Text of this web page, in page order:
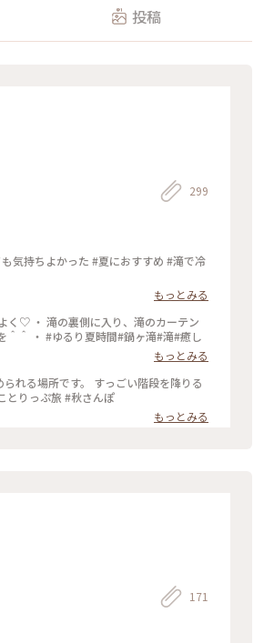
投稿
299
気持ちよかった #夏におすすめ #滝で冷
もっとみる
く♡ ・ 滝の裏側に入り、滝のカーテン
＾＾ ・ #ゆるり夏時間#鍋ヶ滝#滝#癒し
もっとみる
れる場所です。 すっごい階段を降りる
のだったらどうしよう…と心配しましたが、母でも大丈夫でした🙆 #私のことりっぷ旅 #秋さんぽ
もっとみる
171